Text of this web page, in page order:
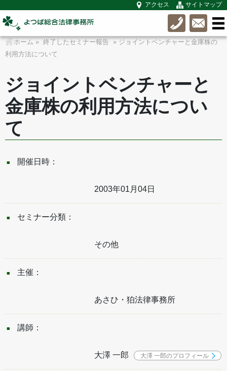
アクセス サイトマップ
ホーム » 終了したセミナー報告
» ジョイントベンチャーと金庫株の
利用方法について
ジョイントベンチャーと
金庫株の利用方法につい
て
開催日時：
2003年01月04日
セミナー分類：
その他
主催：
あさひ・狛法律事務所
講師：
大澤 一郎 大澤 一郎のプロフィール